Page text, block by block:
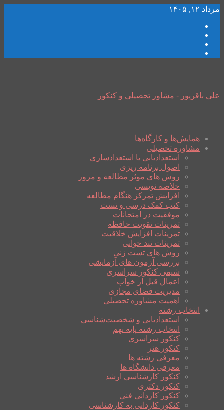
مرداد ۱۲, ۱۴۰۵
علی باقرپور - مشاور تحصیلی و کنکور
همایش‌ها و کارگاه‌ها
مشاوره تحصیلی
استعدادیابی یا استعدادسازی
اصول برنامه ریزی
روش های موثر مطالعه و مرور
خلاصه نویسی
افزایش تمرکز هنگام مطالعه
کتب کمک درسی و تست
موفقیت در امتحانات
تمرینات تقویت حافظه
تمرینات افزایش خلاقیت
تمرینات تند خوانی
روش های تست زنی
بررسی آزمون های آزمایشی
شیمی کنکور سراسری
اعمال قبل از خواب
مدیریت فضای مجازی
اهمیت مشاوره تحصیلی
انتخاب رشته
استعدادیابی و شخصیت‌شناسی
انتخاب رشته پایه نهم
کنکور سراسری
کنکور هنر
معرفی رشته ها
معرفی دانشگاه ها
کنکور کارشناسی ارشد
کنکور دکتری
کنکور کاردانی فنی
کنکور کاردانی به کارشناسی